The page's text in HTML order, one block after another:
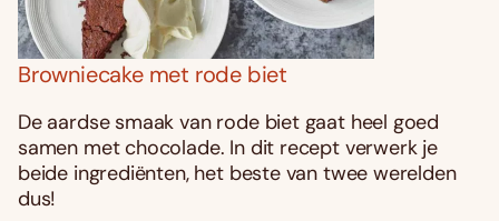
Browniecake met rode biet
De aardse smaak van rode biet gaat heel goed
samen met chocolade. In dit recept verwerk je
beide ingrediënten, het beste van twee werelden
dus!